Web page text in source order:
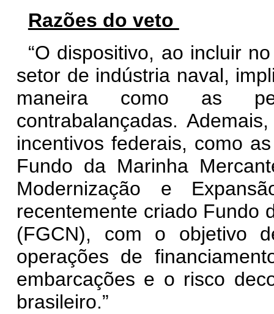
Razões do veto
“O dispositivo, ao incluir
setor de indústria naval,
maneira como as
contrabalançadas.
incentivos federais, como
Fundo da Marinha
Modernização e
recentemente criado Fundo
(FGCN), com o objetivo
operações de
embarcações e o risco
brasileiro.”